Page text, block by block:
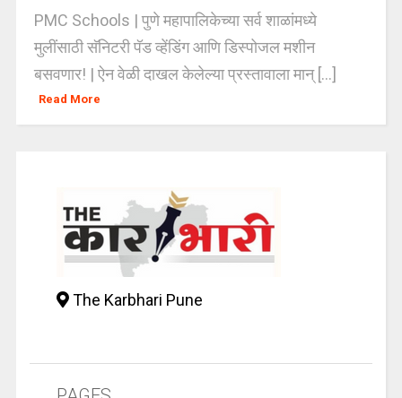
PMC Schools | पुणे महापालिकेच्या सर्व शाळांमध्ये
मुलींसाठी सॅनिटरी पॅड व्हेंडिंग आणि डिस्पोजल मशीन
बसवणार! | ऐन वेळी दाखल केलेल्या प्रस्तावाला मान् [...]
Read More
The Karbhari Pune